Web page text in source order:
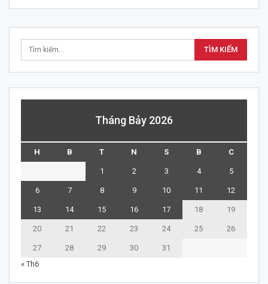
Tháng Bảy 2026
H B T N S B C
1 2 3 4 5
6 7 8 9 10 11 12
13 14 15 16 17 18 19
20 21 22 23 24 25 26
27 28 29 30
31
« Th6